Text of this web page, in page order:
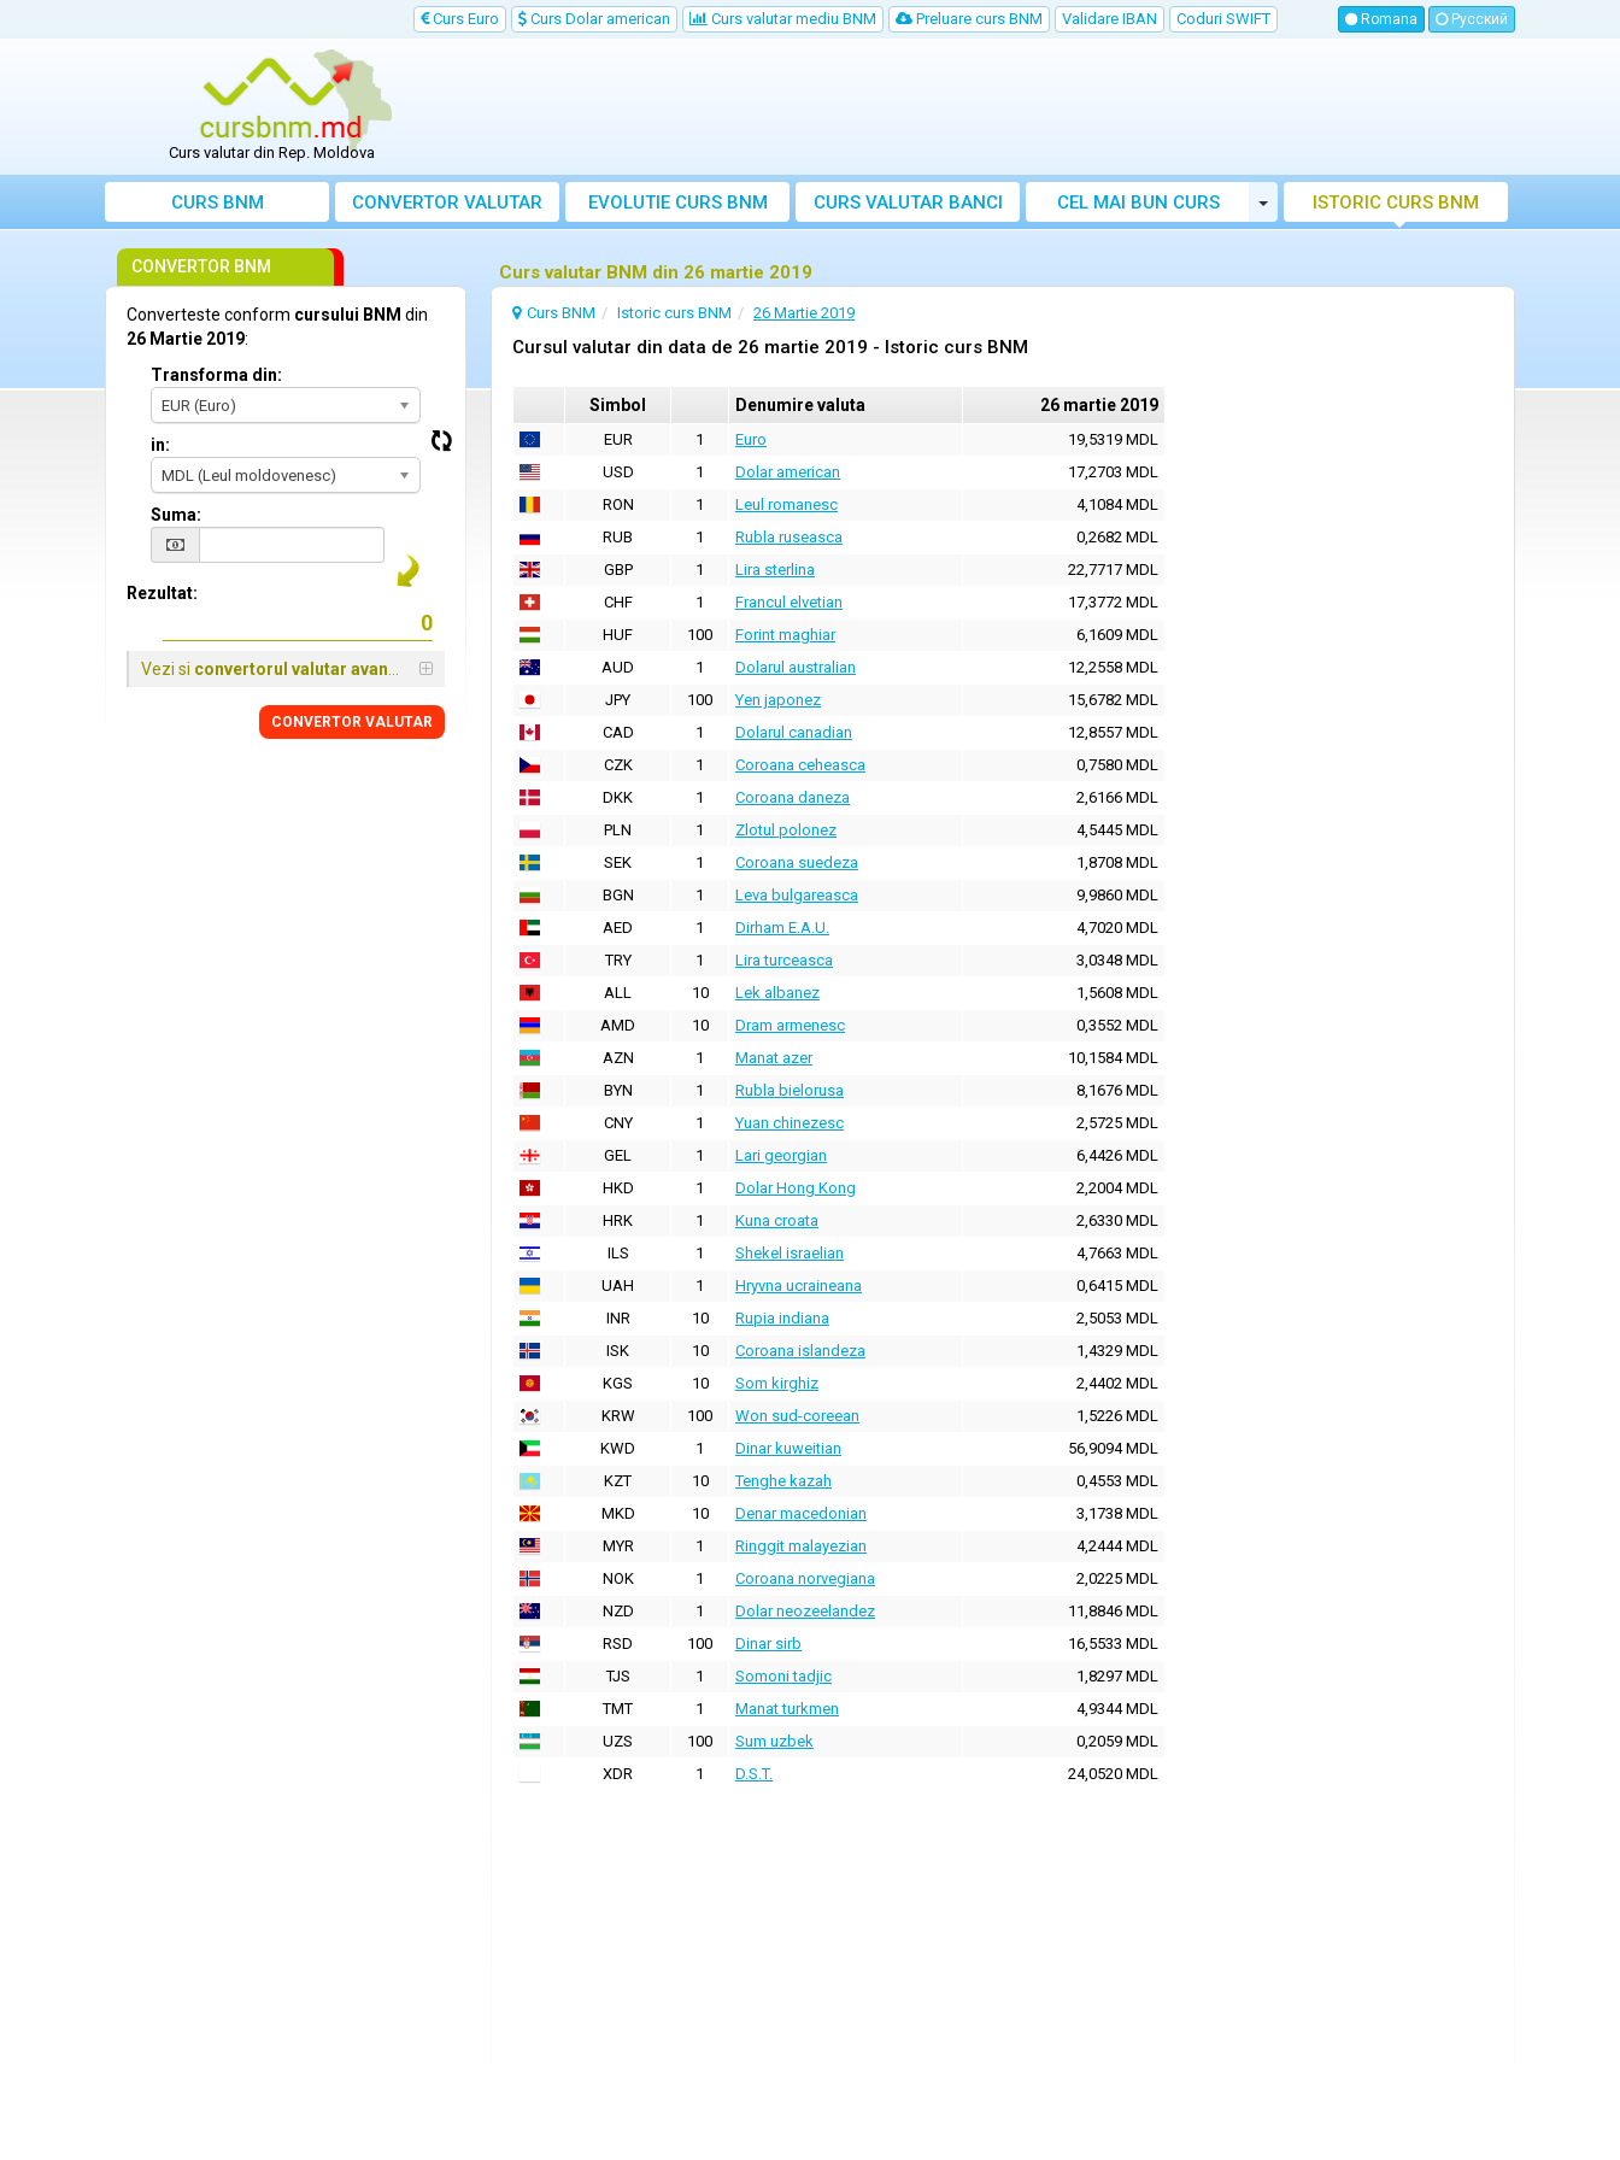
Curs Euro Curs Dolar american Curs valutar mediu BNM Preluare curs BNM Validare IBAN Coduri SWIFT Romana Русский
Curs valutar din Rep. Moldova
CURS BNM CONVERTOR VALUTAR EVOLUTIE CURS BNM CURS VALUTAR BANCI
CEL MAI BUN CURS
VALUTAR MOLDOVA
Toggle Dropdown
ISTORIC CURS BNM
Curs valutar BNM din 26 martie 2019
Curs BNM Istoric curs BNM 26 Martie 2019
Cursul valutar din data de 26 martie 2019 - Istoric curs BNM
Simbol Denumire valuta 26 martie 2019
EUR 1 Euro
19,5319 MDL
USD
1 Dolar american
17,2703 MDL
RON
1 Leul romanesc
4,1084 MDL
RUB
1 Rubla ruseasca
0,2682 MDL
GBP
1 Lira sterlina
22,7717 MDL
CHF
1 Francul elvetian
17,3772 MDL
HUF
100 Forint maghiar
6,1609 MDL
AUD
1 Dolarul australian
12,2558 MDL
JPY
100 Yen japonez
15,6782 MDL
CAD
1 Dolarul canadian
12,8557 MDL
CZK
1 Coroana ceheasca
0,7580 MDL
DKK
1 Coroana daneza
2,6166 MDL
PLN
1 Zlotul polonez
4,5445 MDL
SEK
1 Coroana suedeza
1,8708 MDL
BGN
1 Leva bulgareasca
9,9860 MDL
AED
1 Dirham E.A.U.
4,7020 MDL
TRY
1 Lira turceasca
3,0348 MDL
ALL
10 Lek albanez
1,5608 MDL
AMD
10 Dram armenesc
0,3552 MDL
AZN
1 Manat azer
10,1584 MDL
BYN
1 Rubla bielorusa
8,1676 MDL
CNY
1 Yuan chinezesc
2,5725 MDL
GEL
1 Lari georgian
6,4426 MDL
HKD
1 Dolar Hong Kong
2,2004 MDL
HRK
1 Kuna croata
2,6330 MDL
ILS
1 Shekel israelian
4,7663 MDL
UAH
1 Hryvna ucraineana
0,6415 MDL
INR
10 Rupia indiana
2,5053 MDL
ISK
10 Coroana islandeza
1,4329 MDL
KGS
10 Som kirghiz
2,4402 MDL
KRW
100 Won sud-coreean
1,5226 MDL
KWD
1 Dinar kuweitian
56,9094 MDL
KZT
10 Tenghe kazah
0,4553 MDL
MKD
10 Denar macedonian
3,1738 MDL
MYR
1 Ringgit malayezian
4,2444 MDL
NOK
1 Coroana norvegiana
2,0225 MDL
NZD
1 Dolar neozeelandez
11,8846 MDL
RSD
100 Dinar sirb
16,5533 MDL
TJS
1 Somoni tadjic
1,8297 MDL
TMT
1 Manat turkmen
4,9344 MDL
UZS
100 Sum uzbek
0,2059 MDL
XDR
1 D.S.T. 24,0520 MDL
CONVERTOR BNM
Converteste conform cursului BNM din
26 Martie 2019:
Transforma din:
EUR (Euro)
in:
MDL (Leul moldovenesc)
Suma:
Rezultat:
Vezi si convertorul valutar avansat
CONVERTOR VALUTAR